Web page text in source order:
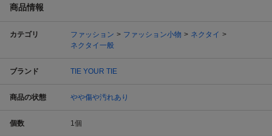
商品情報
カテゴリ ファッション ファッション小物
ネクタイ
ネクタイ一般
ブランド TIE YOUR TIE
商品の状態 やや傷や汚れあり
個数 1個